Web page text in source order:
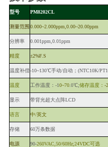
型号 PM8202CL
测量范围 0.000~2.000ppm,0.00~20.00ppm
分辨率 0.001ppm,0.01ppm
精度 ±2%F.S
温度补偿-10~130℃手动/自动；(NTC10K/PT
温度 工作温度：-10~70.0℃;储存温度： -
显示 带背光超大点阵LCD
语言 中/英文
存储 60万条数据
电源 90-260VAC,50/60Hz;24VDC可选